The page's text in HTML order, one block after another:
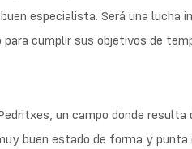
especialista. Será una lucha
cumplir sus objetivos de
un campo donde
buen estado de forma y